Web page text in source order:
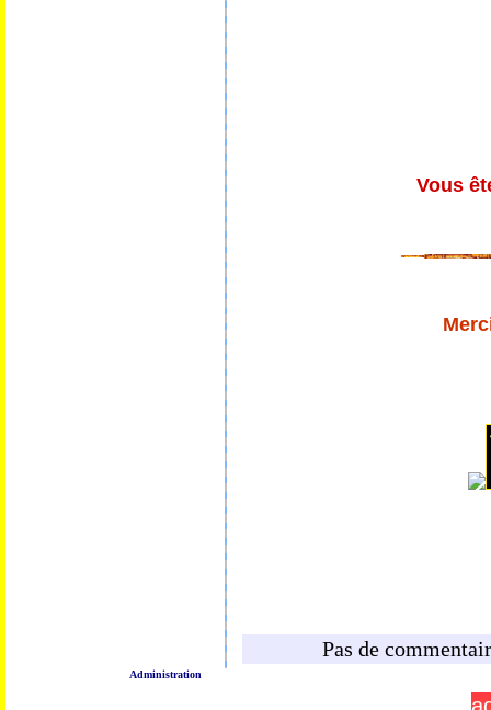
Vous
Pas de
Administration